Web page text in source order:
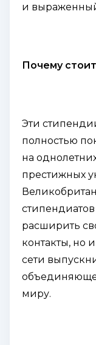
и
Почему
Эти
полностью
на
престижных
расширить
контакты, но
сети
миру.